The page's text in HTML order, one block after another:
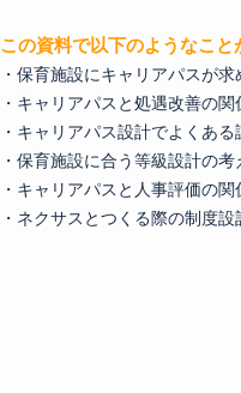
この資料で以下のようなこと
・保育施設にキャリアパスが
・キャリアパスと処遇改善の関
・キャリアパス設計でよくある
・保育施設に合う等級設計の考
・キャリアパスと人事評価の関
・ネクサスとつくる際の制度設